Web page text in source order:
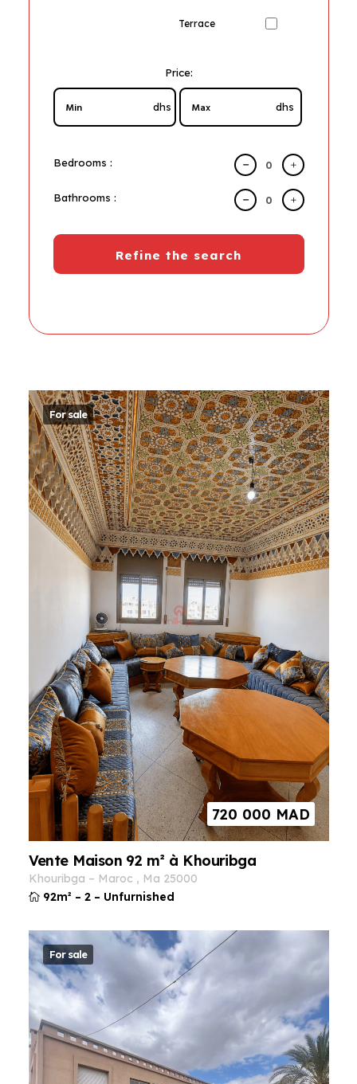
Terrace
Price:
dhs dhs
Bedrooms :
Bathrooms :
Refine the search
For sale
720 000 MAD
Vente Maison 92 m² à Khouribga
khouribga – maroc , ma
25000
92m² – 2 – Unfurnished
For sale